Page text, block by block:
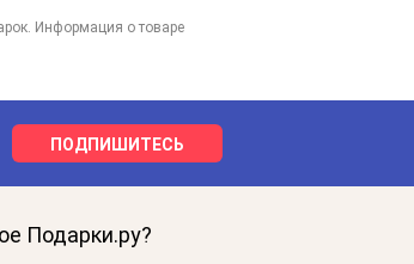
Информация о товаре
ПОДПИШИТЕСЬ
Подарки.ру?